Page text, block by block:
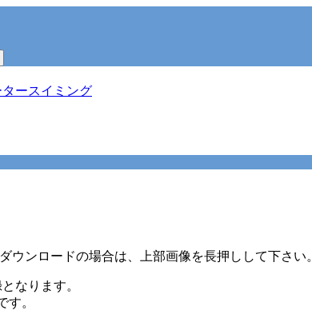
ースイミング
ウンロードの場合は、上部画像を長押しして下さい。
なります。
。